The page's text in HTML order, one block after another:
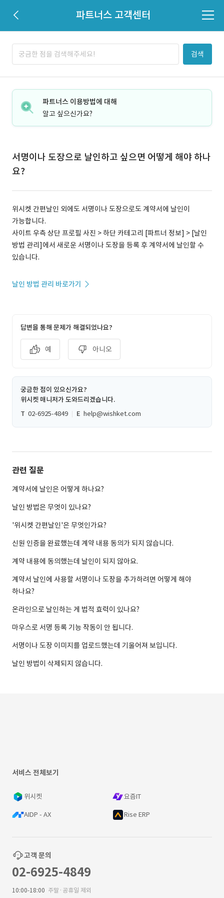
파트너스 고객센터
검색
파트너스 이용방법에 대해
알고 싶으신가요?
서명이나 도장으로 날인하고 싶으면 어떻게 해야 하나
요?
위시켓 간편날인 외에도 서명이나 도장으로도 계약서에 날인이
가능합니다.
사이트 우측 상단 프로필 사진 > 하단 카테고리 [파트너 정보] > [날인
방법 관리]에서 새로운 서명이나 도장을 등록 후 계약서에 날인할 수
있습니다.
날인 방법 관리 바로가기
답변을 통해 문제가 해결되었나요?
예 아니오
궁금한 점이 있으신가요?
위시켓 매니저가 도와드리겠습니다.
T 02-6925-4849 E help@wishket.com
관련 질문
계약서에 날인은 어떻게 하나요?
날인 방법은 무엇이 있나요?
'위시켓 간편날인'은 무엇인가요?
신원 인증을 완료했는데 계약 내용 동의가 되지 않습니다.
계약 내용에 동의했는데 날인이 되지 않아요.
계약서 날인에 사용할 서명이나 도장을 추가하려면 어떻게 해야
하나요?
온라인으로 날인하는 게 법적 효력이 있나요?
마우스로 서명 등록 기능 작동이 안 됩니다.
서명이나 도장 이미지를 업로드했는데 기울어져 보입니다.
날인 방법이 삭제되지 않습니다.
서비스 전체보기
위시켓 요즘IT
AIDP - AX Rise ERP
고객 문의
02-6925-4849
10:00-18:00 주말·공휴일 제외